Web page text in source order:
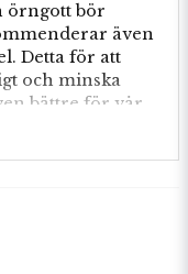
örngott bör
även
Detta för att
och minska
bättre för vår